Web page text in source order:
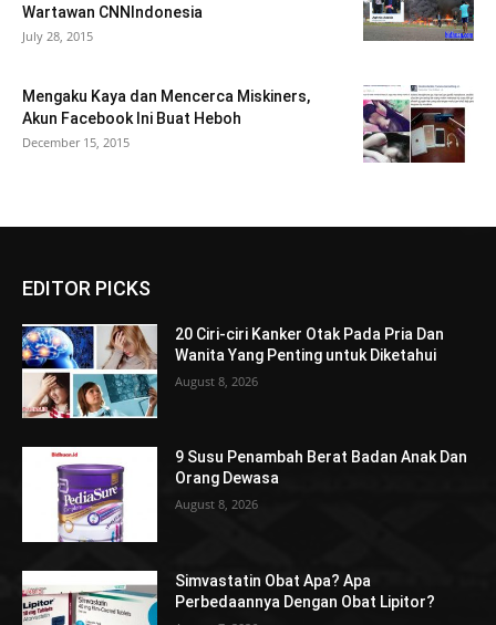
Wartawan CNNIndonesia
July 28, 2015
Mengaku Kaya dan Mencerca Miskiners,
Akun Facebook Ini Buat Heboh
December 15, 2015
EDITOR PICKS
20 Ciri-ciri Kanker Otak Pada Pria Dan
Wanita Yang Penting untuk Diketahui
August 8, 2026
9 Susu Penambah Berat Badan Anak Dan
Orang Dewasa
August 8, 2026
Simvastatin Obat Apa? Apa
Perbedaannya Dengan Obat Lipitor?